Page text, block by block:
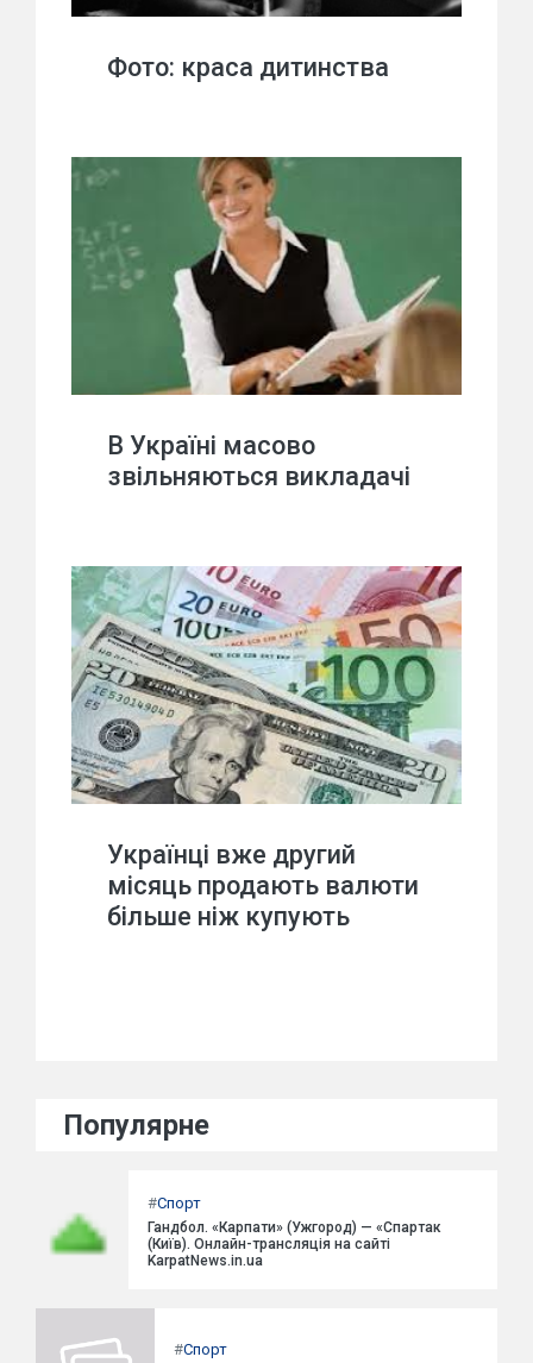
Фото: краса дитинства
В Україні масово
звільняються викладачі
Українці вже другий
місяць продають валюти
більше ніж купують
Популярне
#Спорт
Гандбол. «Карпати» (Ужгород) — «Спартак
(Київ). Онлайн-трансляція на сайті
KarpatNews.in.ua
#Спорт